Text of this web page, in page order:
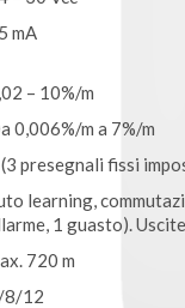
mA
– 10%/m
0,006%/m a 7%/m
presegnali fissi
learning,
1 guasto).
720 m
8/12